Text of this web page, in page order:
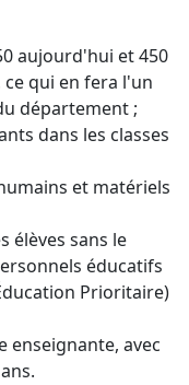
aujourd'hui et 450
ce qui en fera l'un
département ;
dans les classes
et matériels
élèves sans le
éducatifs
Prioritaire)
enseignante, avec